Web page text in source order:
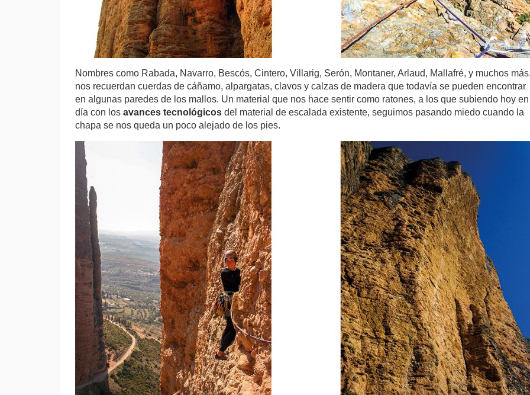
Nombres como Rabada, Navarro, Bescós, Cintero, Villarig, Serón, Montaner, Arlaud, Mallafré, y muchos
nos recuerdan cuerdas de cáñamo, alpargatas, clavos y calzas de madera que todavía se pueden encontrar
en algunas paredes de los mallos. Un material que nos hace sentir como ratones, a los que subiendo hoy en
día con los avances tecnológicos del material de escalada existente, seguimos pasando miedo cuando la
chapa se nos queda un poco alejado de los pies.